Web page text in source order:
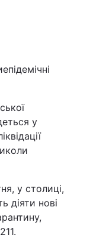
у
у столиці,
діяти нові